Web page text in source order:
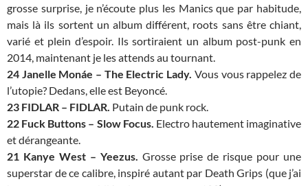
grosse surprise, je n’écoute plus les Manics que par habitude,
mais là ils sortent un album différent, roots sans être chiant,
varié et plein d’espoir. Ils sortiraient un album post-punk en
2014, maintenant je les attends au tournant.
24 Janelle Monáe – The Electric Lady. Vous vous rappelez de
l’utopie? Dedans, elle est Beyoncé.
23 FIDLAR – FIDLAR. Putain de punk rock.
22 Fuck Buttons – Slow Focus. Electro hautement imaginative
et dérangeante.
21 Kanye West – Yeezus. Grosse prise de risque pour une
superstar de ce calibre, inspiré autant par Death Grips (que j’ai